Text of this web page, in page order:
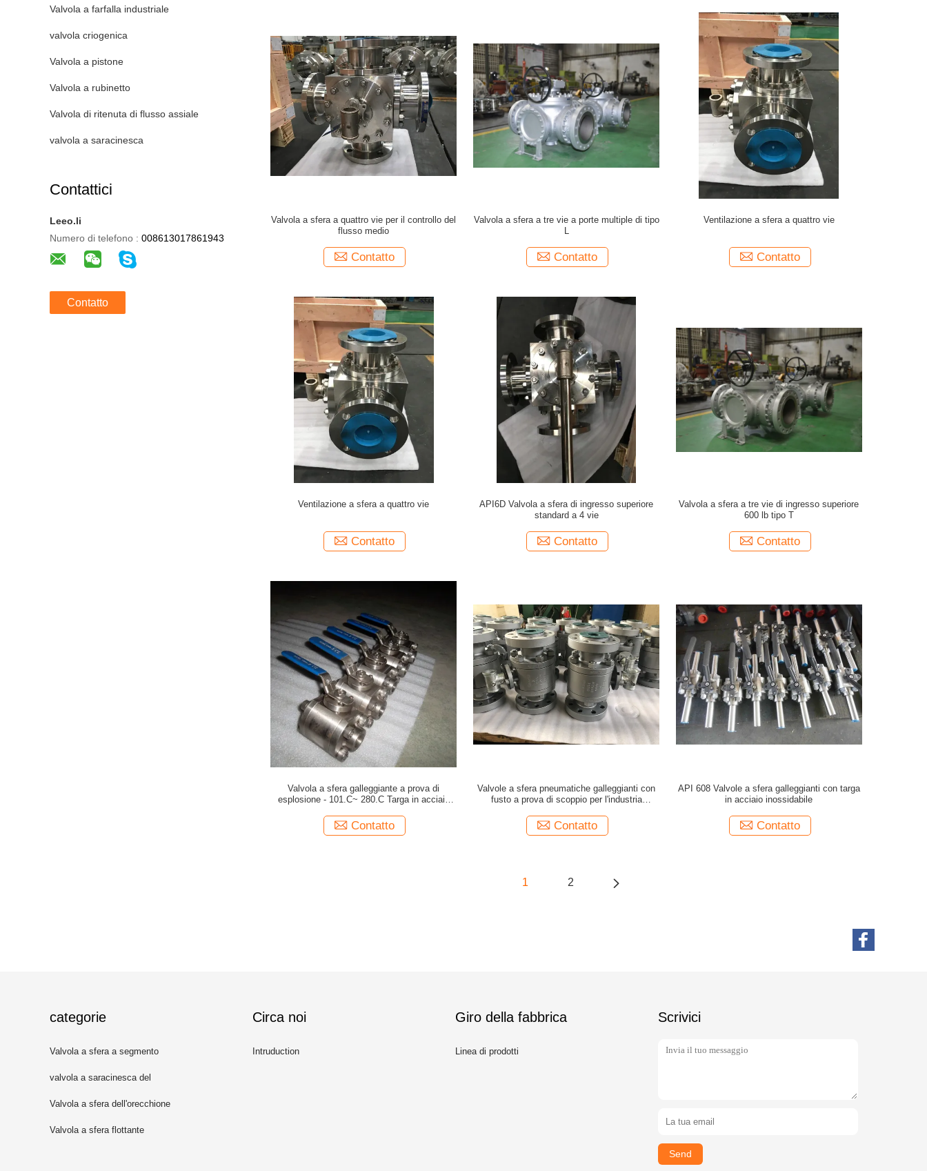
Valvola a farfalla industriale
valvola criogenica
Valvola a pistone
Valvola a rubinetto
Valvola di ritenuta di flusso assiale
valvola a saracinesca
Contattici
Leeo.li
Numero di telefono : 008613017861943
Contatto
Valvola a sfera a quattro vie per il controllo del
flusso medio
Contatto
Valvola a sfera a tre vie a porte multiple di tipo
L
Contatto
Ventilazione a sfera a quattro vie
Contatto
Ventilazione a sfera a quattro vie
Contatto
API6D Valvola a sfera di ingresso superiore
standard a 4 vie
Contatto
Valvola a sfera a tre vie di ingresso superiore
600 lb tipo T
Contatto
Valvola a sfera galleggiante a prova di
esplosione - 101.C~ 280.C Targa in acciaio
Contatto
Valvole a sfera pneumatiche galleggianti con
fusto a prova di scoppio per l'industria
Contatto
API 608 Valvole a sfera galleggianti con targa
in acciaio inossidabile
Contatto
1 2
categorie
Valvola a sfera a segmento
valvola a saracinesca del
coltello
Valvola a sfera dell'orecchione
Valvola a sfera flottante
Circa noi
Intruduction
Giro della fabbrica
Linea di prodotti
Scrivici
Send